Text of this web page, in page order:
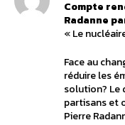
Compte
Radanne
« Le
Face au
réduire les
solution?
partisans et
Pierre